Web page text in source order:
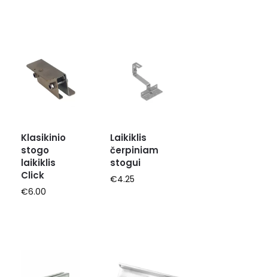
Klasikinio
stogo
laikiklis
Click
€6.00
Laikiklis
čerpiniam
stogui
€4.25